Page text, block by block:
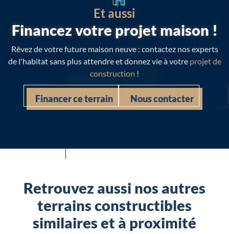
Et aussi
Financez votre projet maison !
Rêvez de votre future maison neuve : contactez nos experts
de l'habitat sans plus attendre et donnez vie à votre projet de
construction !
Financer ce terrain Nous contacter
Retrouvez aussi nos autres
terrains constructibles
similaires et à proximité